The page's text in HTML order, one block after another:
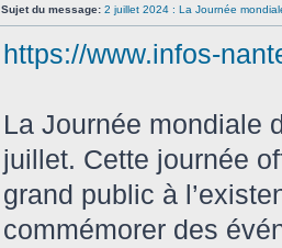
Sujet du message: 2 juillet 2024 : La Journée
https://www.infos-
La Journée mondiale
juillet. Cette journée
grand public à
commémorer des